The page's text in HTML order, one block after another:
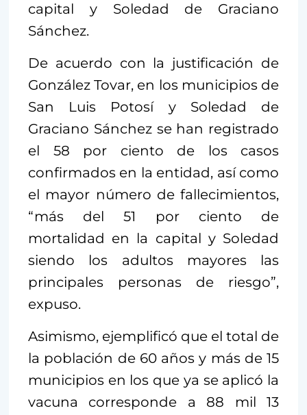
capital y Soledad de Graciano
Sánchez.
De acuerdo con la justificación de
González Tovar, en los municipios de
San Luis Potosí y Soledad de
Graciano Sánchez se han registrado
el 58 por ciento de los casos
confirmados en la entidad, así como
el mayor número de fallecimientos,
“más del 51 por ciento de
mortalidad en la capital y Soledad
siendo los adultos mayores las
principales personas de riesgo”,
expuso.
Asimismo, ejemplificó que el total de
la población de 60 años y más de 15
municipios en los que ya se aplicó la
vacuna corresponde a 88 mil 13